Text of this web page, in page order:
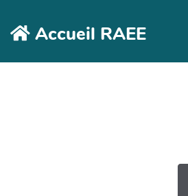
Accueil RAEE